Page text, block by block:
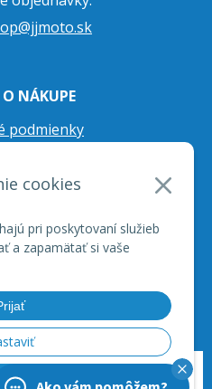
cookies
pri poskytovaní služieb
a zapamätať si vaše
NÁKUPE
podmienky
podmienky
príslušenstvo, ich servis. • tvorba